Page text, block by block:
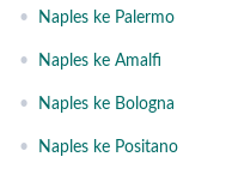
• Naples ke Palermo
• Naples ke Amalfi
• Naples ke Bologna
• Naples ke Positano